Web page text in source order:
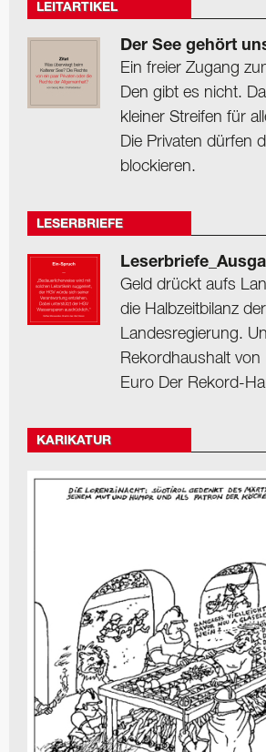
LEITARTIKEL
Der See gehört
Ein freier Zugang
Den gibt es nicht.
kleiner Streifen für
Die Privaten dürfen
blockieren.
LESERBRIEFE
Geld drückt aufs
die Halbzeitbilanz der
Landesregierung.
Rekordhaushalt von
Euro Der Rekord-
KARIKATUR